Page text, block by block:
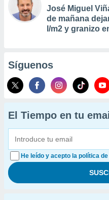
José Miguel
de mañana
l/m2 y granizo
Síguenos
El Tiempo en tu
He leído y acepto la política